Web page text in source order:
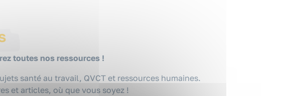
toutes nos ressources !
santé au travail, QVCT et ressources humaines.
et articles, où que vous soyez !